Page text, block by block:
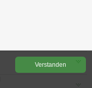
Ver­stan­den